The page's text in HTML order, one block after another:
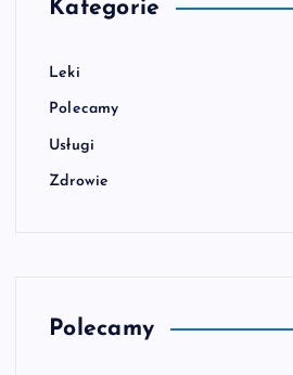
Kategorie
Leki
Polecamy
Usługi
Zdrowie
Polecamy